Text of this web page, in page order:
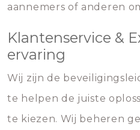
aannemers of anderen
Klantenservice &
ervaring
Wij zijn de
te helpen de juiste
te kiezen. Wij beheren